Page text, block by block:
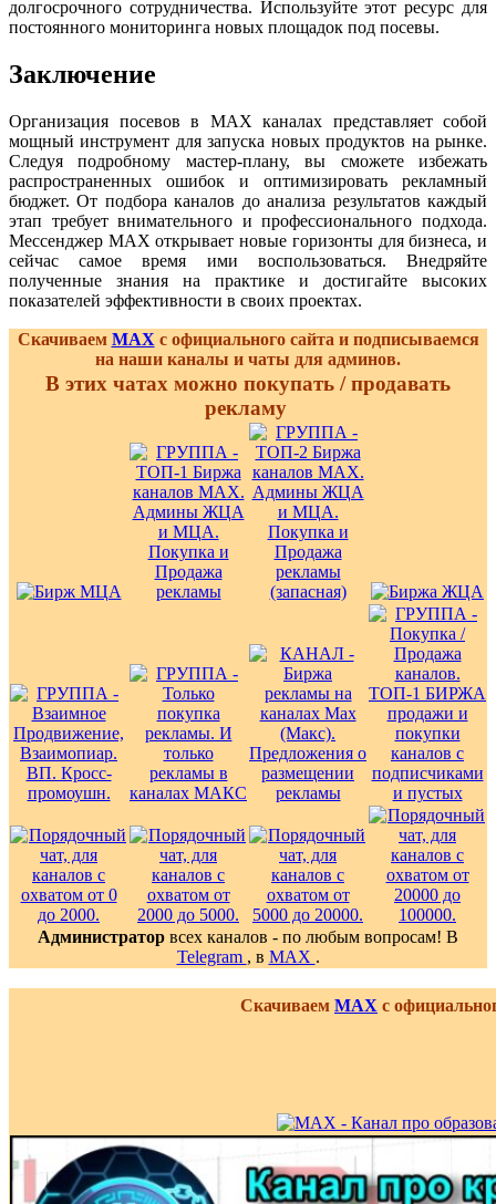
долгосрочного сотрудничества. Используйте этот ресурс для
постоянного мониторинга новых площадок под посевы.
Заключение
Организация посевов в MAX каналах представляет собой
мощный инструмент для запуска новых продуктов на рынке.
Следуя подробному мастер-плану, вы сможете избежать
распространенных ошибок и оптимизировать рекламный
бюджет. От подбора каналов до анализа результатов каждый
этап требует внимательного и профессионального подхода.
Мессенджер MAX открывает новые горизонты для бизнеса, и
сейчас самое время ими воспользоваться. Внедряйте
полученные знания на практике и достигайте высоких
показателей эффективности в своих проектах.
Скачиваем MAX с официального сайта и подписываемся
на наши каналы и чаты для админов.
В этих чатах можно покупать / продавать
рекламу
Администратор всех каналов - по любым вопросам! В
Telegram , в MAX .
Скачиваем MAX с